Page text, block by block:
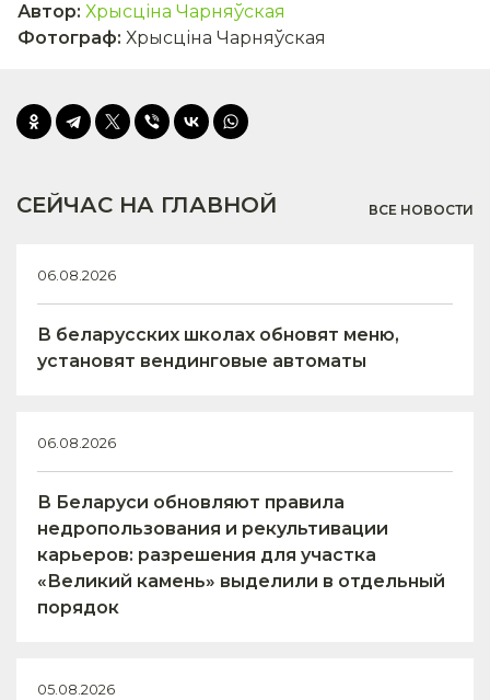
Автор: Хрысціна Чарняўская
Фотограф: Хрысціна Чарняўская
СЕЙЧАС НА ГЛАВНОЙ ВСЕ НОВОСТИ
06.08.2026
В беларусских школах обновят меню,
установят вендинговые автоматы
06.08.2026
В Беларуси обновляют правила
недропользования и рекультивации
карьеров: разрешения для участка
«Великий камень» выделили в отдельный
порядок
05.08.2026